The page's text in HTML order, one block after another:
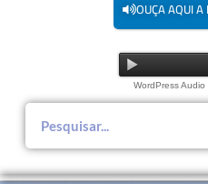
OUÇA AQUI
WordPress Audio